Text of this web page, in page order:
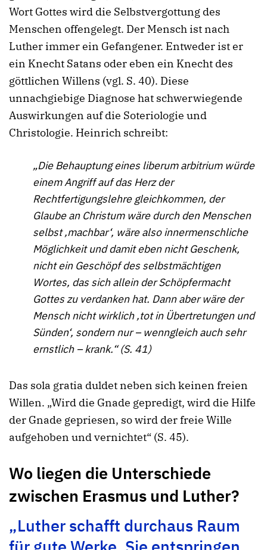
Wort Gottes wird die Selbstvergottung des
Menschen offengelegt. Der Mensch ist nach
Luther immer ein Gefangener. Entweder ist er
ein Knecht Satans oder eben ein Knecht des
göttlichen Willens (vgl. S. 40). Diese
unnachgiebige Diagnose hat schwerwiegende
Auswirkungen auf die Soteriologie und
Christologie. Heinrich schreibt:
„Die Behauptung eines liberum arbitrium würde
einem Angriff auf das Herz der
Rechtfertigungslehre gleichkommen, der
Glaube an Christum wäre durch den Menschen
selbst ‚machbar‘, wäre also innermenschliche
Möglichkeit und damit eben nicht Geschenk,
nicht ein Geschöpf des selbstmächtigen
Wortes, das sich allein der Schöpfermacht
Gottes zu verdanken hat. Dann aber wäre der
Mensch nicht wirklich ‚tot in Übertretungen und
Sünden‘, sondern nur – wenngleich auch sehr
ernstlich – krank.“ (S. 41)
Das sola gratia duldet neben sich keinen freien
Willen. „Wird die Gnade gepredigt, wird die Hilfe
der Gnade gepriesen, so wird der freie Wille
aufgehoben und vernichtet“ (S. 45).
Wo liegen die Unterschiede
zwischen Erasmus und Luther?
„Luther schafft durchaus Raum